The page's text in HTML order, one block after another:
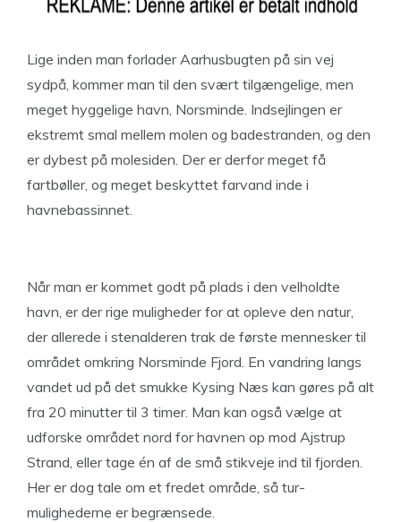
Lige inden man forlader Aarhusbugten på sin vej
sydpå, kommer man til den svært tilgængelige, men
meget hyggelige havn, Norsminde. Indsejlingen er
ekstremt smal mellem molen og badestranden, og den
er dybest på molesiden. Der er derfor meget få
fartbøller, og meget beskyttet farvand inde i
havnebassinnet.
Når man er kommet godt på plads i den velholdte
havn, er der rige muligheder for at opleve den natur,
der allerede i stenalderen trak de første mennesker til
området omkring Norsminde Fjord. En vandring langs
vandet ud på det smukke Kysing Næs kan gøres på alt
fra 20 minutter til 3 timer. Man kan også vælge at
udforske området nord for havnen op mod Ajstrup
Strand, eller tage én af de små stikveje ind til fjorden.
Her er dog tale om et fredet område, så tur-
mulighederne er begrænsede.